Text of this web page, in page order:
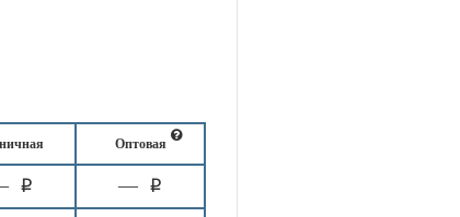
Оптовая
i — i